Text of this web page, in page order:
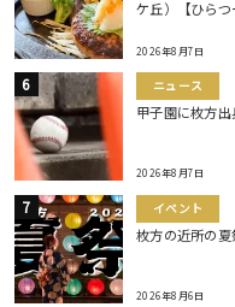
ケ丘）【ひらつ
2026年8月7日
ニュース
甲子園に枚方
2026年8月7日
イベント
枚方の近所の夏
2026年8月6日